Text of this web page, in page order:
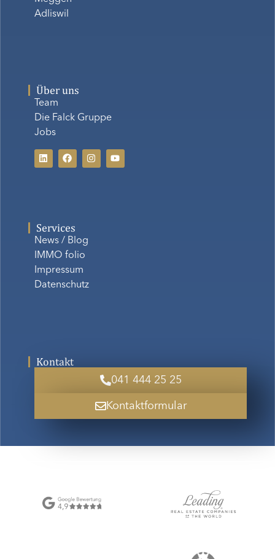
Adliswil
Über uns
Team
Die Falck Gruppe
Jobs
Services
News / Blog
IMMO folio
Impressum
Datenschutz
Kontakt
041 444 25 25
Kontaktformular